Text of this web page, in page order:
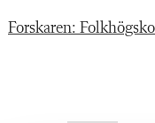
Forskaren: